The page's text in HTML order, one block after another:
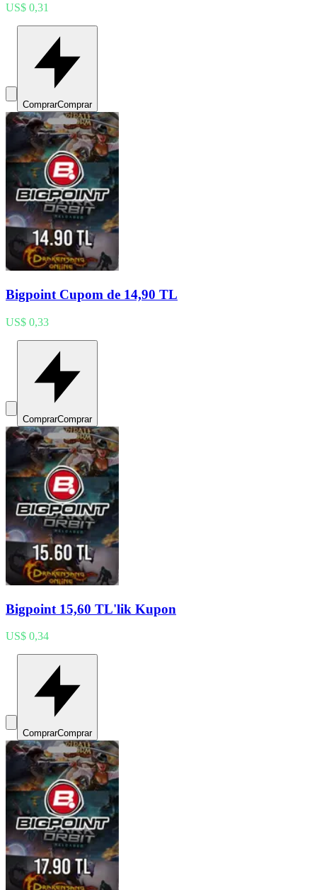
US$ 0,31
ComprarComprar
Bigpoint Cupom de 14,90 TL
US$ 0,33
ComprarComprar
Bigpoint 15,60 TL'lik Kupon
US$ 0,34
ComprarComprar